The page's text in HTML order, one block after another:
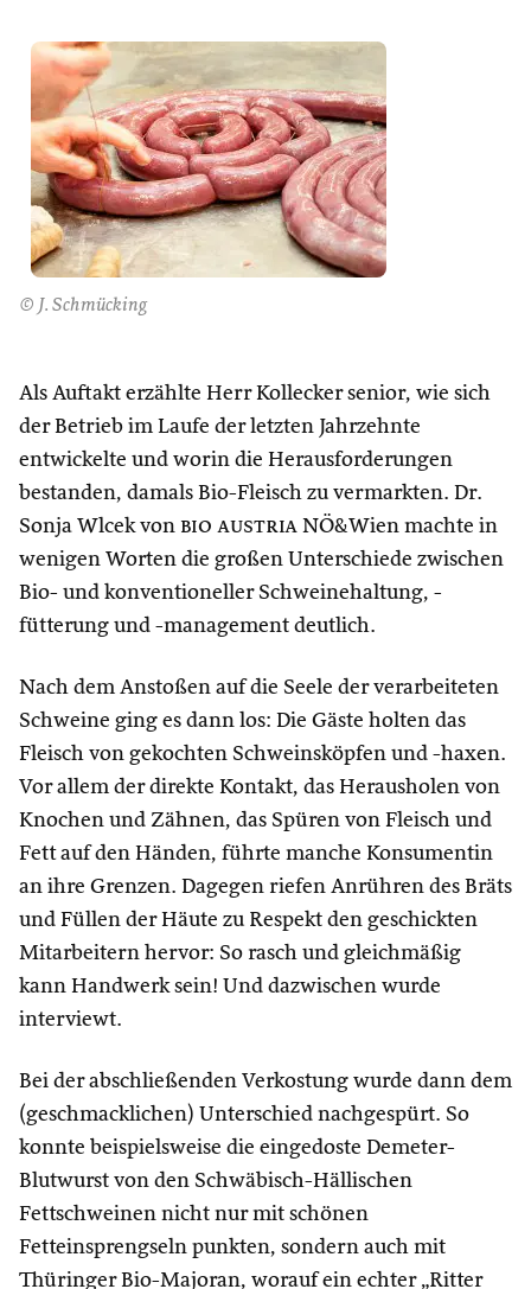
© J. Schmücking
Als Auftakt erzählte Herr Kollecker senior, wie sich
der Betrieb im Laufe der letzten Jahrzehnte
entwickelte und worin die Herausforderungen
bestanden, damals Bio-Fleisch zu vermarkten. Dr.
Sonja Wlcek von bio austria NÖ&Wien machte in
wenigen Worten die großen Unterschiede zwischen
Bio- und konventioneller Schweinehaltung, -
fütterung und -management deutlich.
Nach dem Anstoßen auf die Seele der verarbeiteten
Schweine ging es dann los: Die Gäste holten das
Fleisch von gekochten Schweinsköpfen und -haxen.
Vor allem der direkte Kontakt, das Herausholen von
Knochen und Zähnen, das Spüren von Fleisch und
Fett auf den Händen, führte manche Konsumentin
an ihre Grenzen. Dagegen riefen Anrühren des Bräts
und Füllen der Häute zu Respekt den geschickten
Mitarbeitern hervor: So rasch und gleichmäßig
kann Handwerk sein! Und dazwischen wurde
interviewt.
Bei der abschließenden Verkostung wurde dann dem
(geschmacklichen) Unterschied nachgespürt. So
konnte beispielsweise die eingedoste Demeter-
Blutwurst von den Schwäbisch-Hällischen
Fettschweinen nicht nur mit schönen
Fetteinsprengseln punkten, sondern auch mit
Thüringer Bio-Majoran, worauf ein echter „Ritter